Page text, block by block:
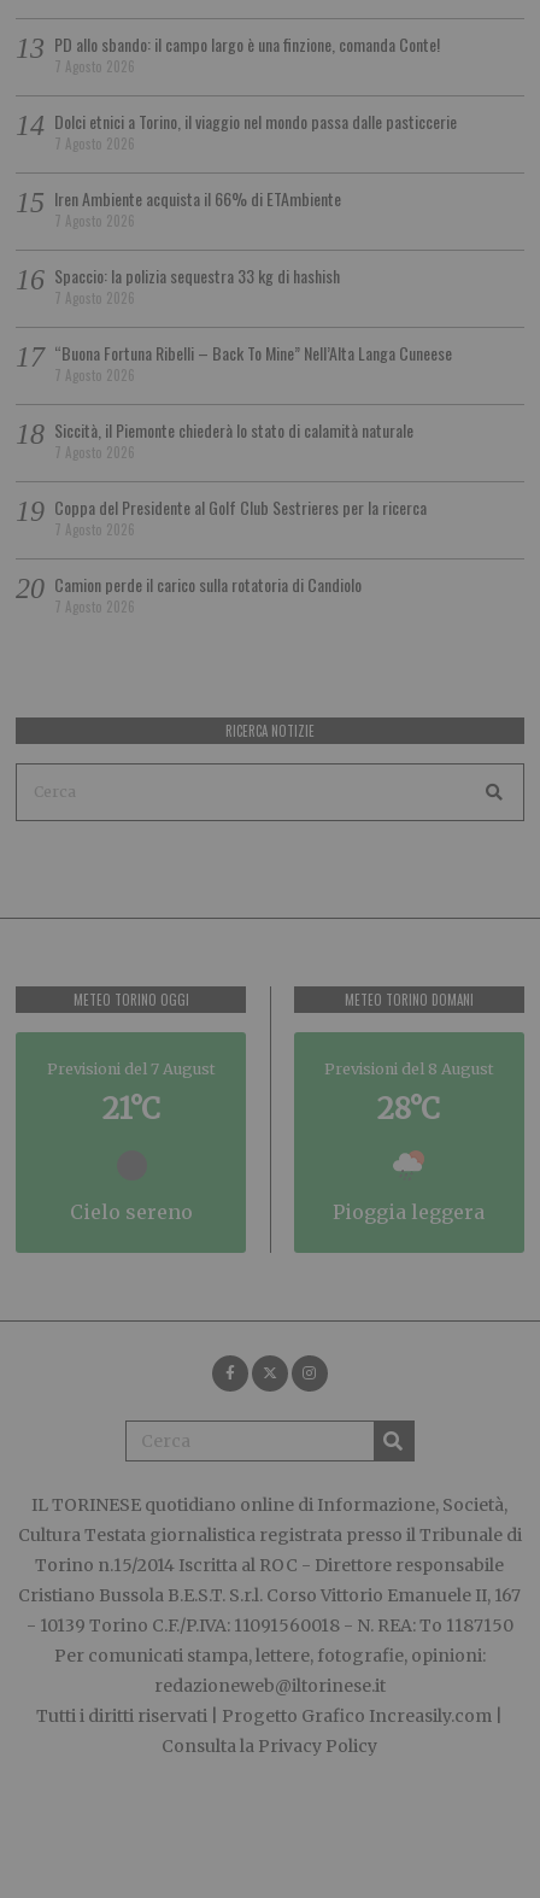
PD allo sbando: il campo largo è una finzione, comanda Conte!
7 Agosto 2026
Dolci etnici a Torino, il viaggio nel mondo passa dalle pasticcerie
7 Agosto 2026
Iren Ambiente acquista il 66% di ETAmbiente
7 Agosto 2026
Spaccio: la polizia sequestra 33 kg di hashish
7 Agosto 2026
“Buona Fortuna Ribelli – Back To Mine” Nell’Alta Langa Cuneese
7 Agosto 2026
Siccità, il Piemonte chiederà lo stato di calamità naturale
7 Agosto 2026
Coppa del Presidente al Golf Club Sestrieres per la ricerca
7 Agosto 2026
Camion perde il carico sulla rotatoria di Candiolo
7 Agosto 2026
RICERCA NOTIZIE
METEO TORINO OGGI
Previsioni del 7 August
21°C
cielo sereno
METEO TORINO DOMANI
Previsioni del 8 August
28°C
pioggia leggera
IL TORINESE quotidiano online di Informazione, Società,
Cultura Testata giornalistica registrata presso il Tribunale di
Torino n.15/2014 Iscritta al ROC - Direttore responsabile
Cristiano Bussola B.E.S.T. S.r.l. Corso Vittorio Emanuele II, 167
- 10139 Torino C.F./P.IVA: 11091560018 - N. REA: To 1187150
Per comunicati stampa, lettere, fotografie, opinioni:
redazioneweb@iltorinese.it
Tutti i diritti riservati | Progetto Grafico Increasily.com
Consulta la Privacy Policy